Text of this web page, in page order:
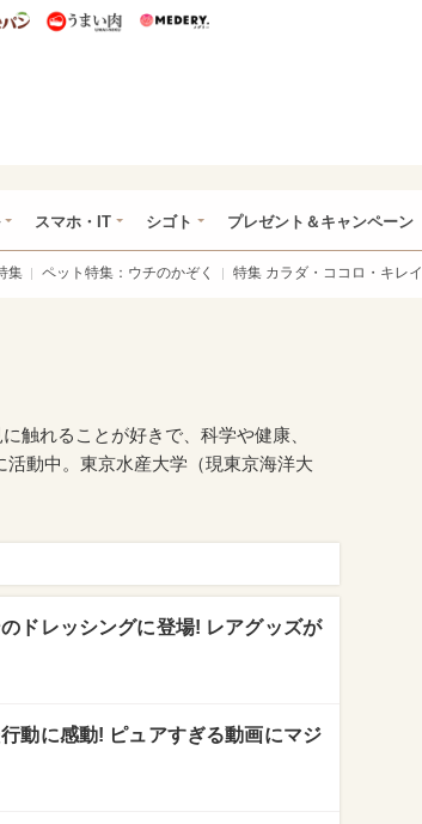
し うまいパン うまい肉
スマホ・IT シゴト プレゼント＆キャンペーン
集 ペット特集：ウチのかぞく 特集 カラダ・ココロ・キレイ
触れることが好きで、科学や健康、
動中。東京水産大学（現東京海洋大
ドレッシングに登場! レアグッズが
動に感動! ピュアすぎる動画にマジ